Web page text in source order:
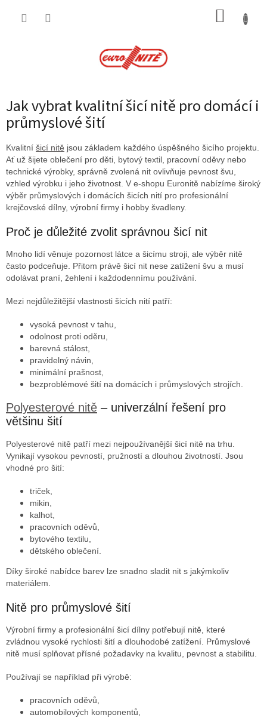
Jak vybrat kvalitní šicí nitě pro domácí i
průmyslové šití
Kvalitní šicí nitě jsou základem každého úspěšného šicího projektu.
Ať už šijete oblečení pro děti, bytový textil, pracovní oděvy nebo
technické výrobky, správně zvolená nit ovlivňuje pevnost švu,
vzhled výrobku i jeho životnost. V e-shopu Euronitě nabízíme široký
výběr průmyslových i domácích šicích nití pro profesionální
krejčovské dílny, výrobní firmy i hobby švadleny.
Proč je důležité zvolit správnou šicí nit
Mnoho lidí věnuje pozornost látce a šicímu stroji, ale výběr nitě
často podceňuje. Přitom právě šicí nit nese zatížení švu a musí
odolávat praní, žehlení i každodennímu používání.
Mezi nejdůležitější vlastnosti šicích nití patří:
vysoká pevnost v tahu,
odolnost proti oděru,
barevná stálost,
pravidelný návin,
minimální prašnost,
bezproblémové šití na domácích i průmyslových strojích.
Polyesterové nitě – univerzální řešení pro
většinu šití
Polyesterové nitě patří mezi nejpoužívanější šicí nitě na trhu.
Vynikají vysokou pevností, pružností a dlouhou životností. Jsou
vhodné pro šití:
triček,
mikin,
kalhot,
pracovních oděvů,
bytového textilu,
dětského oblečení.
Díky široké nabídce barev lze snadno sladit nit s jakýmkoliv
materiálem.
Nitě pro průmyslové šití
Výrobní firmy a profesionální šicí dílny potřebují nitě, které
zvládnou vysoké rychlosti šití a dlouhodobé zatížení. Průmyslové
nitě musí splňovat přísné požadavky na kvalitu, pevnost a stabilitu.
Používají se například při výrobě:
pracovních oděvů,
automobilových komponentů,